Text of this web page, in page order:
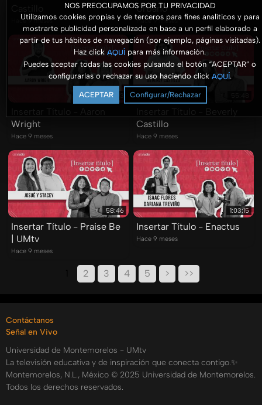
NOS PREOCUPAMOS POR TU PRIVACIDAD
Utilizamos cookies propias y de terceros para fines analíticos y para
mostrarte publicidad personalizada en base a un perfil elaborado a
partir de tus hábitos de navegación (por ejemplo, páginas visitadas).
Haz click AQUÍ para más información.
Puedes aceptar todas las cookies pulsando el botón “ACEPTAR” o
configurarlas o rechazar su uso haciendo click AQUÍ.
ACEPTAR Configurar/Rechazar
Hace 9 meses
Urbano
Hace 9 meses
34:03
Wright
Hace 9 meses
Castillo
Hace 9 meses
58:46
Insertar Título - Praise Be
| UMtv
Hace 9 meses
1:03:15
Insertar Título - Enactus
Hace 9 meses
2 3 4 5 > >>
Contáctanos
Señal en Vivo
Universidad de Montemorelos - UMtv
La televisión educativa y de inspiración que conecta contigo.✨
Montemorelos, N.L., México © 2025 Universidad de Montemorelos.
Todos los derechos reservados.